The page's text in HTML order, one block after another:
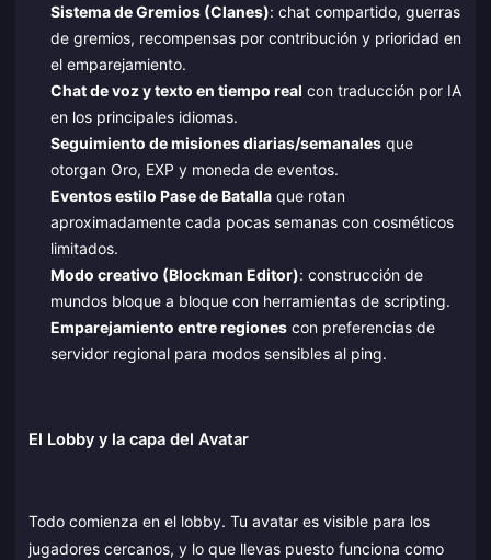
Sistema de Gremios (Clanes): chat compartido, guerras
de gremios, recompensas por contribución y prioridad en
el emparejamiento.
Chat de voz y texto en tiempo real con traducción por IA
en los principales idiomas.
Seguimiento de misiones diarias/semanalesque
otorgan Oro, EXP y moneda de eventos.
Eventos estilo Pase de Batallaque rotan
aproximadamente cada pocas semanas con cosméticos
limitados.
Modo creativo (Blockman Editor): construcción de
mundos bloque a bloque con herramientas de scripting.
Emparejamiento entre regionescon preferencias de
servidor regional para modos sensibles al ping.
El Lobby y la capa del Avatar
Todo comienza en el lobby. Tu avatar es visible para los
jugadores cercanos, y lo que llevas puesto funciona como